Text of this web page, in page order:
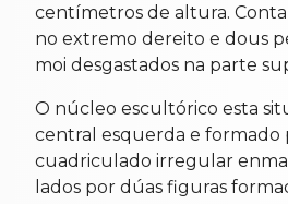
centímetros de altura.
no extremo dereito e dous
moi desgastados na parte
O núcleo escultórico esta
central esquerda e
cuadriculado irregular
lados por dúas figuras